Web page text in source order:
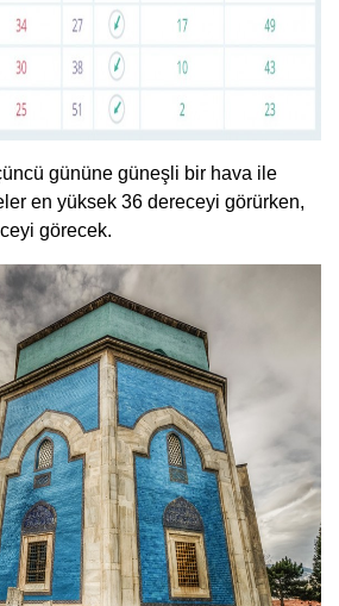
gününe güneşli bir hava ile
en yüksek 36 dereceyi görürken,
görecek.